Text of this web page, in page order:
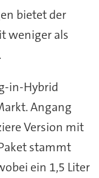
bietet der
weniger als
in-Hybrid
Angang
Version mit
stammt
ein 1,5 Liter